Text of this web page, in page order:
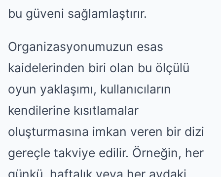
bu güveni sağlamlaştırır.
Organizasyonumuzun esas
kaidelerinden biri olan bu ölçülü
oyun yaklaşımı, kullanıcıların
kendilerine kısıtlamalar
oluşturmasına imkan veren bir dizi
gereçle takviye edilir. Örneğin, her
günkü, haftalık veya her aydaki